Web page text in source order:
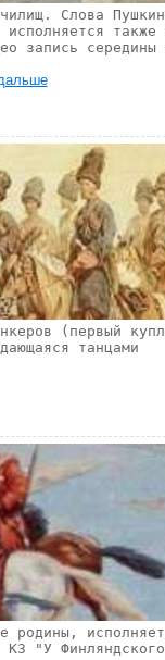
Слова
также
запись середины
(первый
танцами
родины,
"У